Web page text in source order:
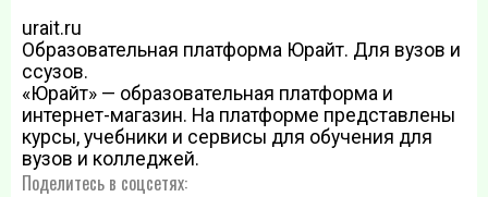
urait.ru
Образовательная платформа Юрайт. Для вузов и
ссузов.
«Юрайт» — образовательная платформа и
интернет-магазин. На платформе представлены
курсы, учебники и сервисы для обучения для
вузов и колледжей.
Поделитесь в соцсетях: